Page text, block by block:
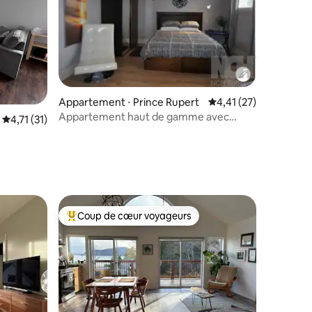
: 4,43 sur 5
Évaluation moyenne sur la base de 31 commentaires : 4,71 sur 5
4,71 (31)
Appartement ⋅ Prince Rupert Évaluation moyenne
4,41 (27)
Appartement haut de gamme avec
Coups de cœur voyageurs les plus appréciés
Coup de cœur voyageurs